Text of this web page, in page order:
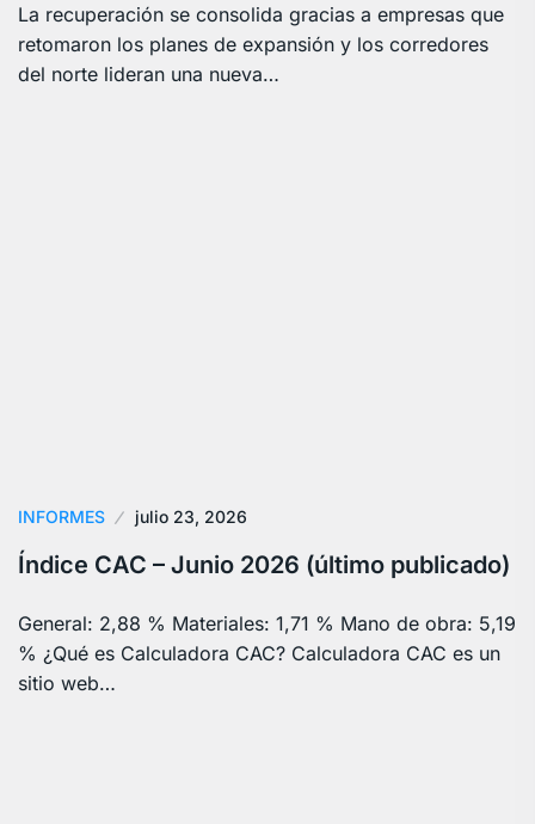
La recuperación se consolida gracias a empresas que
retomaron los planes de expansión y los corredores
del norte lideran una nueva…
INFORMES julio 23, 2026
Índice CAC – Junio 2026 (último publicado)
General: 2,88 % Materiales: 1,71 % Mano de obra: 5,19
% ¿Qué es Calculadora CAC? Calculadora CAC es un
sitio web…